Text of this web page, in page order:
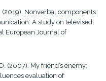
(2019). Nonverbal components
A study on televised
European Journal of
(2007). My friend’s enemy:
evaluation of